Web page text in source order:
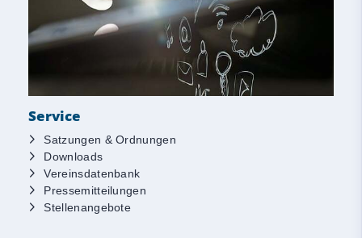
Service
Satzungen & Ordnungen
Downloads
Vereinsdatenbank
Pressemitteilungen
Stellenangebote